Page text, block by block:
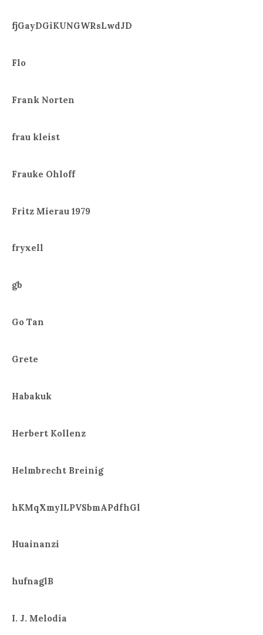
fjGayDGiKUNGWRsLwdJD
Flo
Frank Norten
frau kleist
Frauke Ohloff
Fritz Mierau 1979
fryxell
gb
Go Tan
Grete
Habakuk
Herbert Kollenz
Helmbrecht Breinig
hKMqXmyILPVSbmAPdfhGl
Huainanzi
hufnaglB
I. J. Melodia